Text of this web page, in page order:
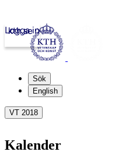
kth.se
Logga in
Sök
English
VT 2018
Kalender